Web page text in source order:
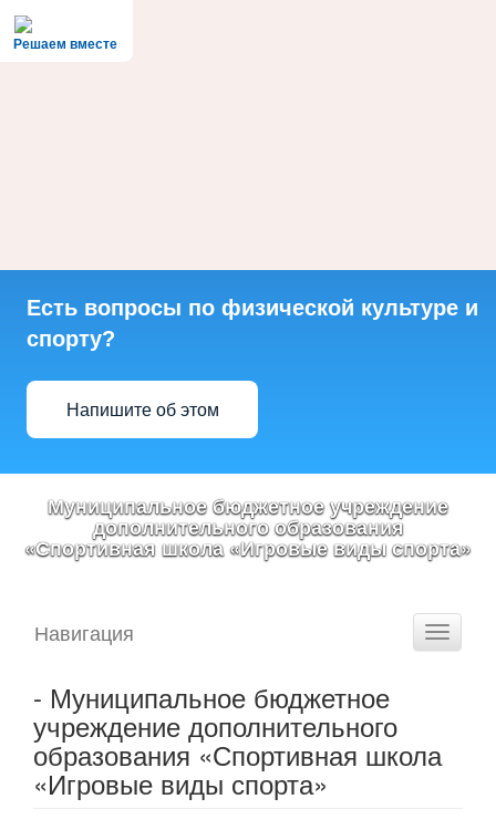
Решаем вместе
Есть вопросы по физической культуре и
спорту?
Напишите об этом
Муниципальное бюджетное учреждение
дополнительного образования
«Спортивная школа «Игровые виды спорта»
Toggle
Навигация
- Муниципальное бюджетное
учреждение дополнительного
образования «Спортивная школа
«Игровые виды спорта»